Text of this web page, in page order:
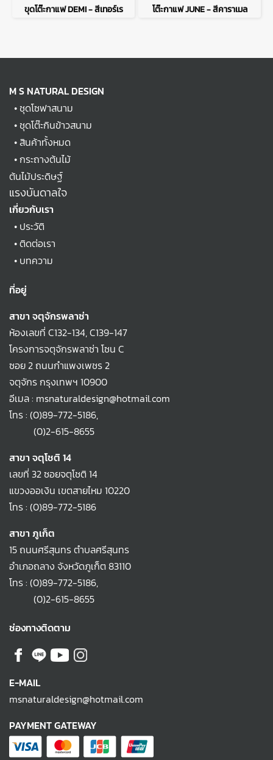
ขุดโต๊ะกาแฟ DEMI - สีเทอร์เร โต๊ะกาแฟ JUNE - สีคาราเมล
M S NATURAL DESIGN
•ชุดโซฟาสนาม
•ชุดโต๊ะกินข้าวสนาม
•สินค้าทั้งหมด
•กระถางต้นไม้
ต้นไม้ประดิษฐ์
แรงบันดาลใจ
เกี่ยวกับเรา
• ประวัติ
•ติดต่อเรา
• บทความ
ที่อยู่
สาขา จตุจักรพลาซ่า
ห้องเลขที่ C132-134, C139-147
โครงการจตุจักรพลาซ่า โซน C
ซอย 2 ถนนกำแพงเพชร 2
จตุจักร กรุงเทพฯ 10900
อีเมล : msnaturaldesign@hotmail.com
โทร : (0)89-772-5186,
(0)2-615-8655
สาขา จตุโชติ 14
เลขที่ 32 ซอยจตุโชติ 14
แขวงออเงิน เขตสายไหม 10220
โทร : (0)89-772-5186
สาขา ภูเก็ต
15 ถนนศรีสุนทร ตำบลศรีสุนทร
อำเภอถลาง จังหวัดภูเก็ต 83110
โทร : (0)89-772-5186,
(0)2-615-8655
ช่องทางติดตาม
E-MAIL
msnaturaldesign@hotmail.com
PAYMENT GATEWAY